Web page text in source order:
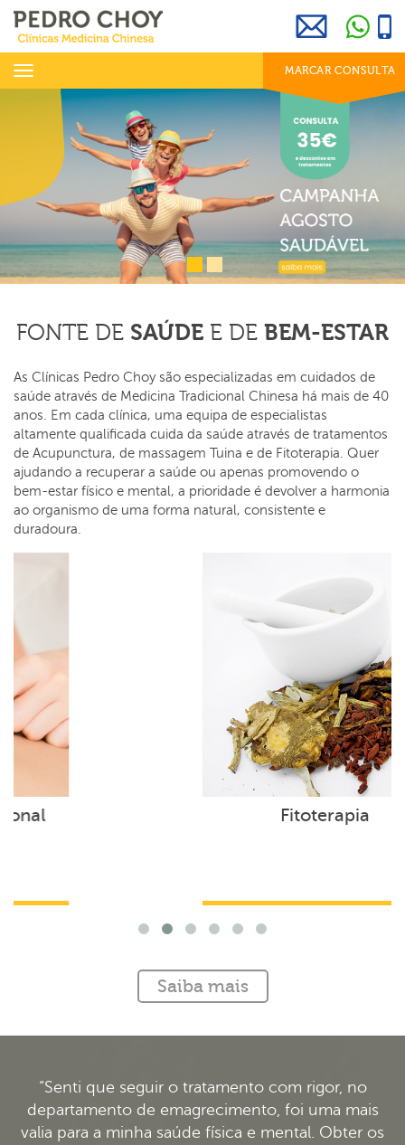
info@clinicaspedrochoy.com 969 800 001
dias úteis das 8h às 20h
Toggle
MARCAR CONSULTA
FONTE DE SAÚDE E DE BEM-ESTAR
As Clínicas Pedro Choy são especializadas em cuidados de
saúde através de Medicina Tradicional Chinesa há mais de 40
anos. Em cada clínica, uma equipa de especialistas
altamente qualificada cuida da saúde através de tratamentos
de Acupunctura, de massagem Tuina e de Fitoterapia. Quer
ajudando a recuperar a saúde ou apenas promovendo o
bem-estar físico e mental, a prioridade é devolver a harmonia
ao organismo de uma forma natural, consistente e
duradoura.
Saiba mais
“Senti que seguir o tratamento com rigor, no
departamento de emagrecimento, foi uma mais
valia para a minha saúde física e mental. Obter os